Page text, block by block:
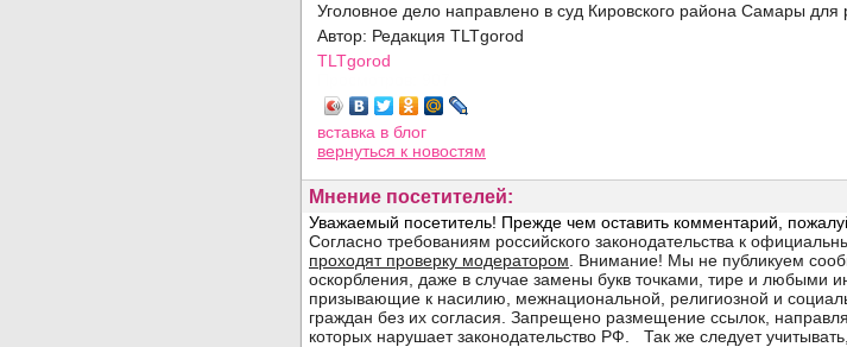
Уголовное дело направлено в суд Кировского района Самары для
Автор: Редакция TLTgorod
TLTgorod
вставка в блог
вернуться к новостям
Мнение посетителей: